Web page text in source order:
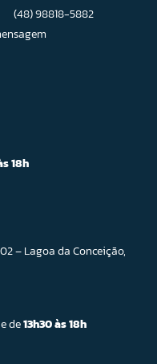
(48) 98818-5882
18h
– Lagoa da Conceição,
de13h30 às 18h